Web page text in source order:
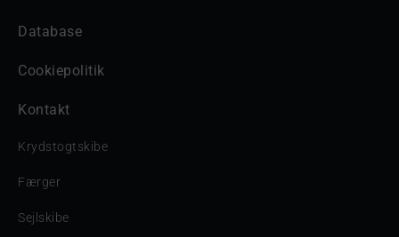
Database
Cookiepolitik
Kontakt
Krydstogtskibe
Færger
Sejlskibe